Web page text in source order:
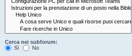
Cerca nei subforum:
Sì
No